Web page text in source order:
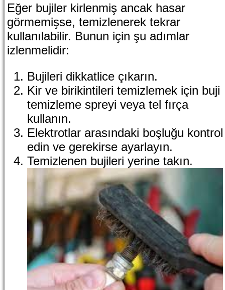
Eğer bujiler kirlenmiş ancak hasar
görmemişse, temizlenerek tekrar
kullanılabilir. Bunun için şu adımlar
izlenmelidir:
Bujileri dikkatlice çıkarın.
Kir ve birikintileri temizlemek için buji
temizleme spreyi veya tel fırça
kullanın.
Elektrotlar arasındaki boşluğu kontrol
edin ve gerekirse ayarlayın.
Temizlenen bujileri yerine takın.